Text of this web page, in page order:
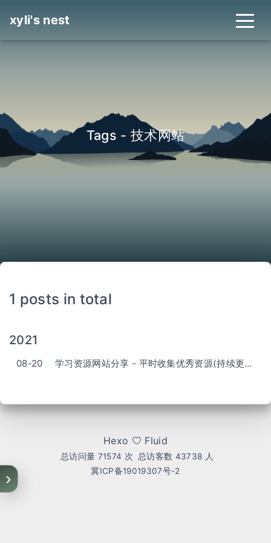
xyli's nest
Tags - 技术网站
1 posts in total
2021
08-20 学习资源网站分享 - 平时收集优秀资源(持续更新)
Hexo Fluid
总访问量 71574 次 总访客数 43738 人
冀ICP备19019307号-2
›